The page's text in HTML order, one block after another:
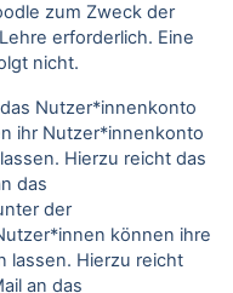
zum Zweck der
erforderlich. Eine
nicht.
Nutzer*innenkonto
ihr Nutzer*innenkonto
Hierzu reicht das
das
der
können ihre
lassen. Hierzu reicht
an das